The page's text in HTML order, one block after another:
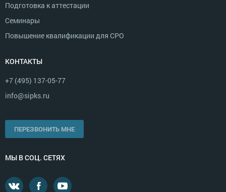
Подготовка к аттестации
Семинары
Повышение квалификации для СРО
КОНТАКТЫ
+7 (495) 137-05-77
info@sipks.ru
ПЕРЕЗВОНИТЬ МНЕ
МЫ В СОЦ. СЕТЯХ